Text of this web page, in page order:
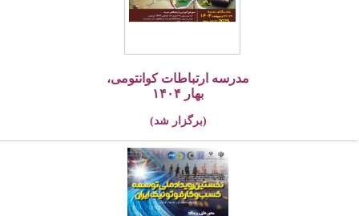
مدرسه ارتباطات کوانتومی،
بهار ۱۴۰۴
(برگزار شد)